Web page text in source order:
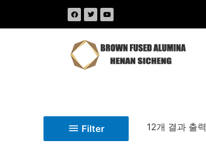
Filter 12개 결과 출력